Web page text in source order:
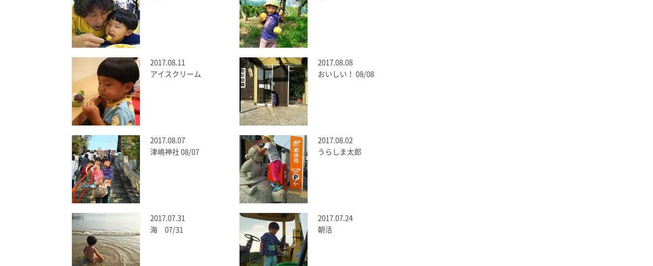
2017.08.11
アイスクリーム
2017.08.08
おいしい！ 08/08
2017.08.07
津嶋神社 08/07
2017.08.02
うらしま太郎
2017.07.31
海 07/31
2017.07.24
朝活